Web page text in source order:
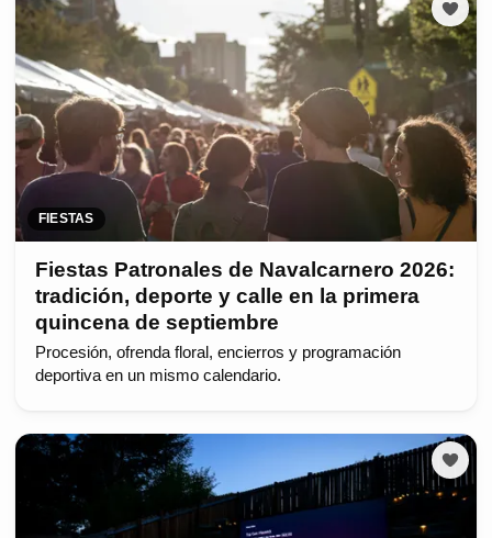
FIESTAS
Fiestas Patronales de Navalcarnero 2026:
tradición, deporte y calle en la primera
quincena de septiembre
Procesión, ofrenda floral, encierros y programación
deportiva en un mismo calendario.